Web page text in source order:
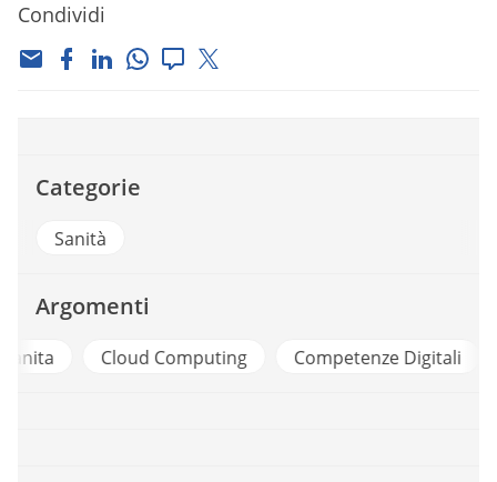
Condividi
Categorie
Sanità
Argomenti
Cloud Computing Competenze Digitali